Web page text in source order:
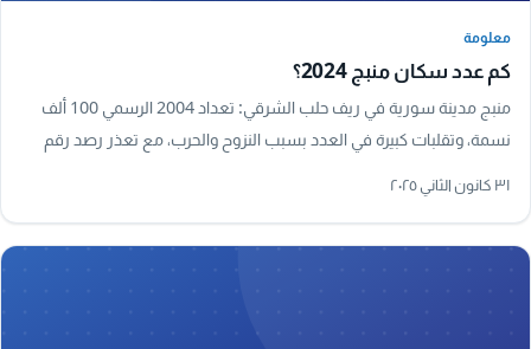
معلومة
كم عدد سكان منبج 2024؟
منبج مدينة سورية في ريف حلب الشرقي: تعداد 2004 الرسمي 100 ألف
نسمة، وتقلبات كبيرة في العدد بسبب النزوح والحرب، مع تعذر رصد رقم
٣١ كانون الثاني ٢٠٢٥